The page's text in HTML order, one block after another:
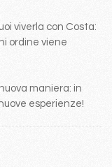
viverla con Costa:
ordine viene
maniera: in
esperienze!